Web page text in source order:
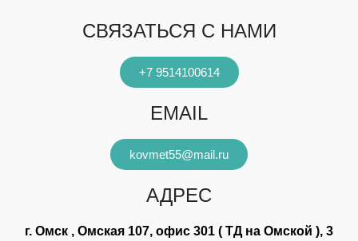
СВЯЗАТЬСЯ С НАМИ
+7 9514100614
EMAIL
kovmet55@mail.ru
АДРЕС
г. Омск , Омская 107, офис 301 ( ТД на Омской ), 3